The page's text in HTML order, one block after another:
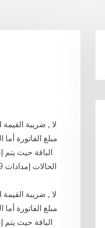
لا , ضريبة
مبلغ الفاتورة
الباقة حيث
لا , ضريبة
مبلغ الفاتورة
الباقة حيث